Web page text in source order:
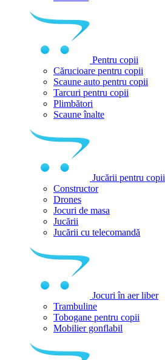
Pentru copii
Cărucioare pentru copii
Scaune auto pentru copii
Tarcuri pentru copii
Plimbători
Scaune înalte
Jucării pentru copii
Constructor
Drones
Jocuri de masa
Jucării
Jucării cu telecomandă
Jocuri în aer liber
Trambuline
Tobogane pentru copii
Mobilier gonflabil